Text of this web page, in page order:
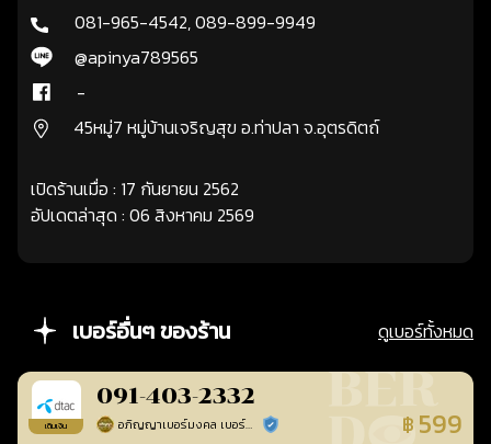
081-965-4542,089-899-9949
@apinya789565
-
45หมู่7 หมู่บ้านเจริญสุข อ.ท่าปลา จ.อุตรดิตถ์
เปิดร้านเมื่อ : 17 กันยายน 2562
อัปเดตล่าสุด : 06 สิงหาคม 2569
เบอร์อื่นๆ ของร้าน ดูเบอร์ทั้งหมด
เติมเงิน
091-403-2332
อภิญญาเบอร์มงคล เบอร์สวยเลขศาสตร์ ร้านยืนยันแล้ว ฿ 599